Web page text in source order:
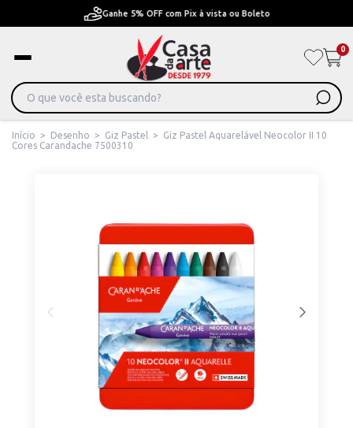
Ganhe 5% OFF com Pix à vista ou Boleto
0
Início > Desenho > Giz Pastel >
Giz Pastel Aquarelável Neocolor II 10
Cores Carandache 7500310